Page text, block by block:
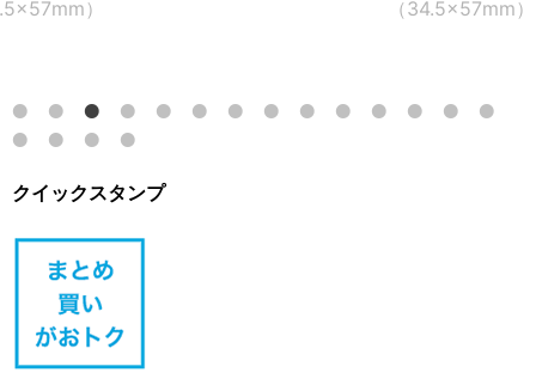
）
（34.5×57mm）
クイックスタンプ